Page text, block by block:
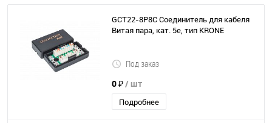
GCT22-8P8C Соединитель для кабеля
Витая пара, кат. 5е, тип KRONE
Под заказ
0 ₽/ шт
Подробнее